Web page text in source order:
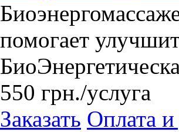
помогает
550 грн./услуга
Заказать Оплата и